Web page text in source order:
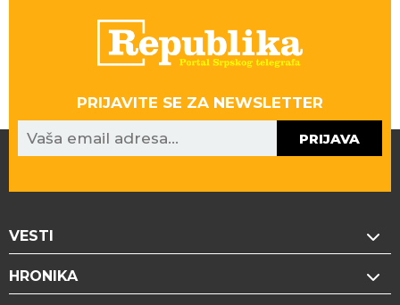
PRIJAVITE SE ZA NEWSLETTER
PRIJAVA
VESTI
HRONIKA